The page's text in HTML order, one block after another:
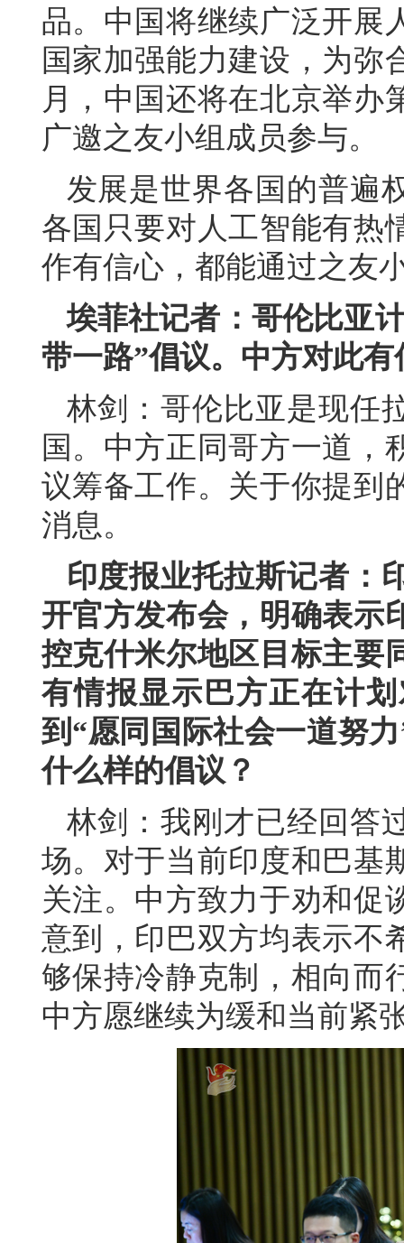
品。中国将继续广泛开展
国家加强能力建设，为弥
月，中国还将在北京举办
广邀之友小组成员参与。
发展是世界各国的普遍
各国只要对人工智能有热
作有信心，都能通过之友
埃菲社记者：哥伦比亚
带一路”倡议。中方对此有
林剑：哥伦比亚是现任
国。中方正同哥方一道，
议筹备工作。关于你提到
消息。
印度报业托拉斯记者：
开官方发布会，明确表示
控克什米尔地区目标主要
有情报显示巴方正在计
到“愿同国际社会一道努
什么样的倡议？
林剑：我刚才已经回答
场。对于当前印度和巴基
关注。中方致力于劝和促
意到，印巴双方均表示不
够保持冷静克制，相向而
中方愿继续为缓和当前紧